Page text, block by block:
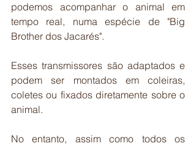
podemos acompanhar o animal em
tempo real, numa espécie de "Big
Brother dos Jacarés".
Esses transmissores são adaptados e
podem ser montados em coleiras,
coletes ou fixados diretamente sobre o
animal.
No entanto, assim como todos os